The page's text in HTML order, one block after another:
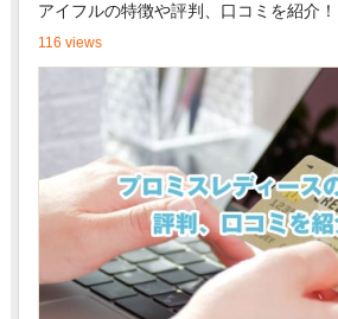
アイフルの特徴や評判、口コミを紹介！
116 views